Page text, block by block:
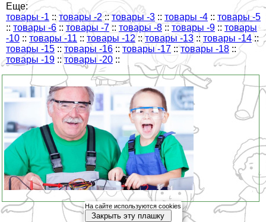
Еще:
товары -1 :: товары -2 :: товары -3 :: товары -4 :: товары -5
:: товары -6 :: товары -7 :: товары -8 :: товары -9 :: товары
-10 :: товары -11 :: товары -12 ::товары -13 :: товары -14 ::
товары -15 :: товары -16 :: товары -17 ::товары -18 ::
товары -19 :: товары -20 ::
На сайте используются cookies
Закрыть эту плашку